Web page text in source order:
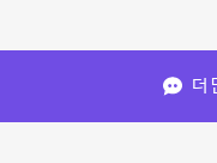
더